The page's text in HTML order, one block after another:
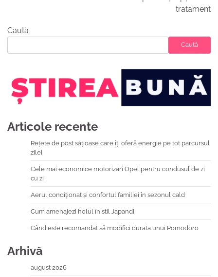
tratament
Caută
Caută
Articole recente
Rețete de post sățioase care îți oferă energie pe tot parcursul
zilei
Cele mai economice motorizări Opel pentru condusul de zi
cu zi
Aerul condiționat și confortul familiei în sezonul cald
Cum amenajezi holul în stil Japandi
Când este recomandat să modifici durata unui Pomodoro
Arhivă
august 2026